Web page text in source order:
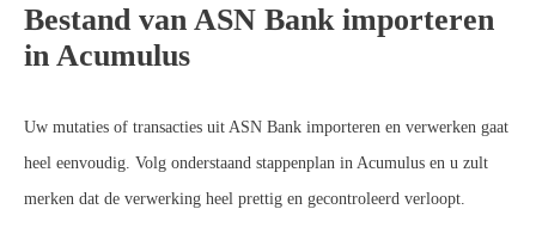
Bestand van ASN Bank importeren
in Acumulus
Uw mutaties of transacties uit ASN Bank importeren en verwerken gaat
heel eenvoudig. Volg onderstaand stappenplan in Acumulus en u zult
merken dat de verwerking heel prettig en gecontroleerd verloopt.